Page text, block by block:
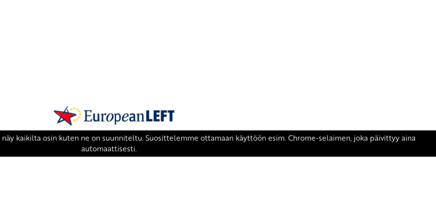
SKP on Euroopan Vasemmistopuolueen jäsen.
european-left.org